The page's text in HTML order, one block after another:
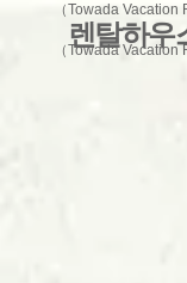
렌탈하우
（Towada Vacation
（Towada Vacation